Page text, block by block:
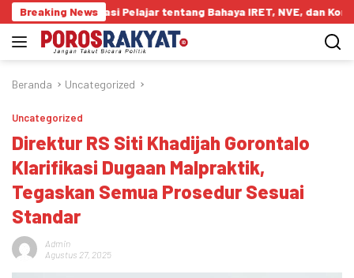
Langsung
ke
konten
Breaking News
Pelajar tentang Bahaya IRET, NVE, dan Konten True Crime
Beranda Uncategorized
Uncategorized
Direktur RS Siti Khadijah Gorontalo
Klarifikasi Dugaan Malpraktik,
Tegaskan Semua Prosedur Sesuai
Standar
Admin
Agustus 27, 2025